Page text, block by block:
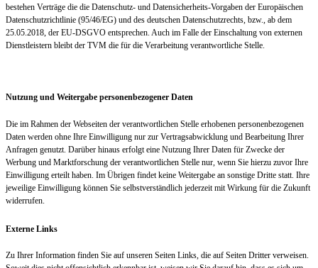
bestehen Verträge die die Datenschutz- und Datensicherheits-Vorgaben der Europäischen
Datenschutzrichtlinie (95/46/EG) und des deutschen Datenschutzrechts, bzw., ab dem
25.05.2018, der EU-DSGVO entsprechen. Auch im Falle der Einschaltung von externen
Dienstleistern bleibt der TVM die für die Verarbeitung verantwortliche Stelle.
Nutzung und Weitergabe personenbezogener Daten
Die im Rahmen der Webseiten der verantwortlichen Stelle erhobenen personenbezogenen
Daten werden ohne Ihre Einwilligung nur zur Vertragsabwicklung und Bearbeitung Ihrer
Anfragen genutzt. Darüber hinaus erfolgt eine Nutzung Ihrer Daten für Zwecke der
Werbung und Marktforschung der verantwortlichen Stelle nur, wenn Sie hierzu zuvor Ihre
Einwilligung erteilt haben. Im Übrigen findet keine Weitergabe an sonstige Dritte statt. Ihre
jeweilige Einwilligung können Sie selbstverständlich jederzeit mit Wirkung für die Zukunft
widerrufen.
Externe Links
Zu Ihrer Information finden Sie auf unseren Seiten Links, die auf Seiten Dritter verweisen.